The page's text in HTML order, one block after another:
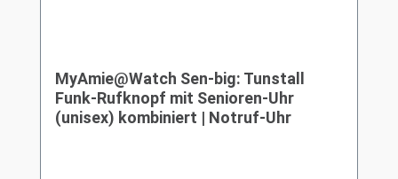
MyAmie@Watch Sen-big: Tunstall
Funk-Rufknopf mit Senioren-Uhr
(unisex) kombiniert | Notruf-Uhr